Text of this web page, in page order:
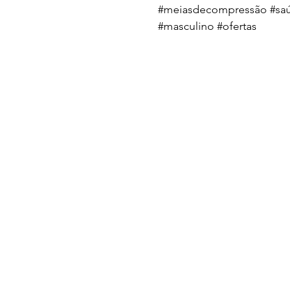
#meiasdecompressão
#masculino #ofertas